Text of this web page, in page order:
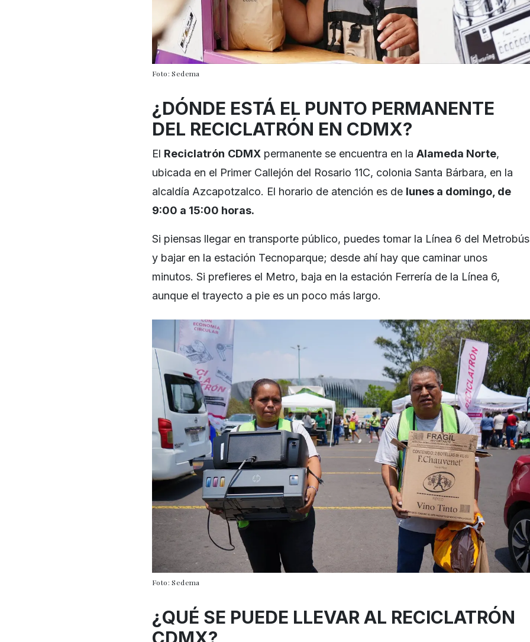
Foto: Sedema
¿DÓNDE ESTÁ EL PUNTO PERMANENTE
DEL RECICLATRÓN EN CDMX?
El Reciclatrón CDMX permanente se encuentra en la Alameda Norte,
ubicada en el Primer Callejón del Rosario 11C, colonia Santa Bárbara, en la
alcaldía Azcapotzalco. El horario de atención es de lunes a domingo, de
9:00 a 15:00 horas.
Si piensas llegar en transporte público, puedes tomar la Línea 6 del Metrobús
y bajar en la estación Tecnoparque; desde ahí hay que caminar unos
minutos. Si prefieres el Metro, baja en la estación Ferrería de la Línea 6,
aunque el trayecto a pie es un poco más largo.
Foto: Sedema
¿QUÉ SE PUEDE LLEVAR AL RECICLATRÓN
CDMX?